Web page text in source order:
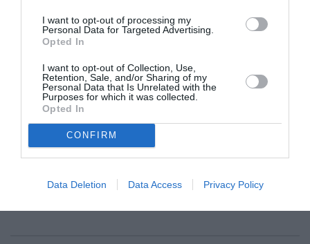
I want to opt-out of processing my
Personal Data for Targeted Advertising.
Opted In
I want to opt-out of Collection, Use,
Retention, Sale, and/or Sharing of my
Personal Data that Is Unrelated with the
Purposes for which it was collected.
Opted In
CONFIRM
Data Deletion Data Access Privacy Policy